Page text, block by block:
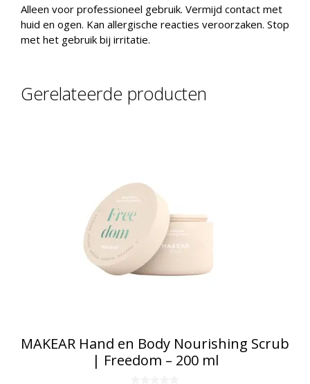
Alleen voor professioneel gebruik. Vermijd contact met
huid en ogen. Kan allergische reacties veroorzaken. Stop
met het gebruik bij irritatie.
Gerelateerde producten
MAKEAR Hand en Body Nourishing Scrub
| Freedom – 200 ml